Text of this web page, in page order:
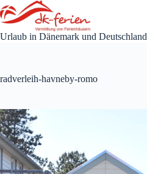
Zum
Inhalt
springen
Urlaub in Dänemark und Deutschland
radverleih-havneby-romo